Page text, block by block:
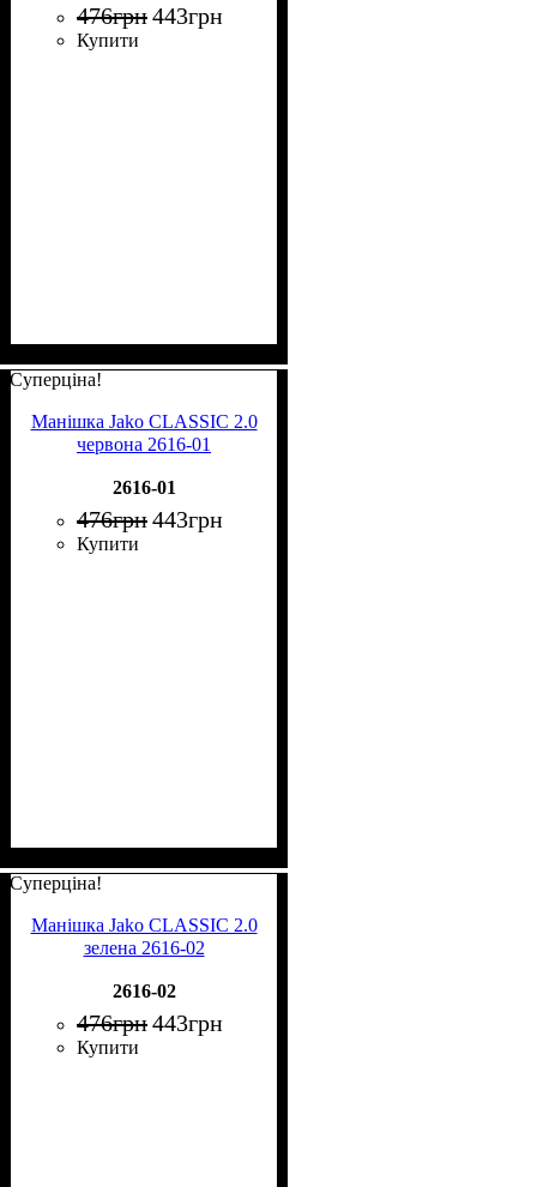
476грн443грн
Купити
Суперціна!
Манішка Jako CLASSIC 2.0
червона 2616-01
2616-01
476грн443грн
Купити
Суперціна!
Манішка Jako CLASSIC 2.0
зелена 2616-02
2616-02
476грн443грн
Купити